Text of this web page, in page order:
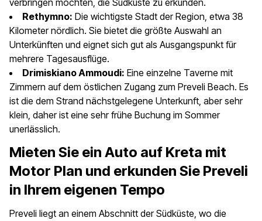
verbringen möchten, die Südküste zu erkunden.
Rethymno: Die wichtigste Stadt der Region, etwa 38
Kilometer nördlich. Sie bietet die größte Auswahl an
Unterkünften und eignet sich gut als Ausgangspunkt für
mehrere Tagesausflüge.
Drimiskiano Ammoudi: Eine einzelne Taverne mit
Zimmern auf dem östlichen Zugang zum Preveli Beach. Es
ist die dem Strand nächstgelegene Unterkunft, aber sehr
klein, daher ist eine sehr frühe Buchung im Sommer
unerlässlich.
Mieten Sie ein Auto auf Kreta mit
Motor Plan und erkunden Sie Preveli
in Ihrem eigenen Tempo
Preveli liegt an einem Abschnitt der Südküste, wo die